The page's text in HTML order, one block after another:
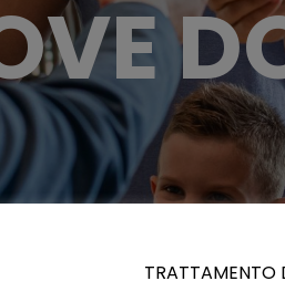
TRATTAMENTO